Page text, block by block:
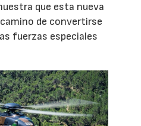
que esta nueva
de convertirse
fuerzas especiales